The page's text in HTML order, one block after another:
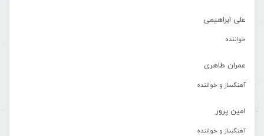
علی ابراهیمی
خواننده
عمران طاهری
آهنگساز و خواننده
امین پرور
آهنگساز و خواننده